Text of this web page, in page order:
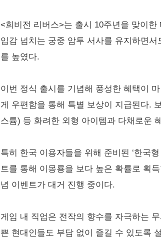
<희비전 리버스>는 출시 10주년을 맞이한
입감 넘치는 궁중 암투 서사를 유지하면
를 높였다.
이번 정식 출시를 기념해 풍성한 혜택이
게 우편함을 통해 특별 보상이 지급된다.
스튬) 등 화려한 외형 아이템과 다채로운
특히 한국 이용자들을 위해 준비된 ‘한국
트를 통해 이몽룡을 보다 높은 확률로 획
념 이벤트가 대거 진행 중이다.
게임 내 직업은 전작의 향수를 자극하는
쁜 현대인들도 부담 없이 즐길 수 있도록